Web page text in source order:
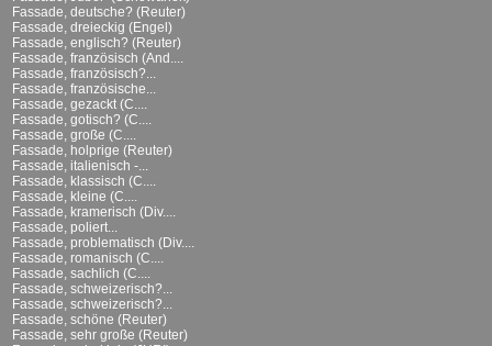
Fassade, deutsche? (Reuter)
Fassade, dreieckig (Engel)
Fassade, englisch? (Reuter)
Fassade, französisch (And....
Fassade, französisch?...
Fassade, französische...
Fassade, gezackt (C....
Fassade, gotisch? (C....
Fassade, große (C....
Fassade, holprige (Reuter)
Fassade, italienisch -...
Fassade, klassisch (C....
Fassade, kleine (C....
Fassade, kramerisch (Div....
Fassade, poliert...
Fassade, problematisch (Div....
Fassade, romanisch (C....
Fassade, sachlich (C....
Fassade, schweizerisch?...
Fassade, schweizerisch?...
Fassade, schöne (Reuter)
Fassade, sehr große (Reuter)